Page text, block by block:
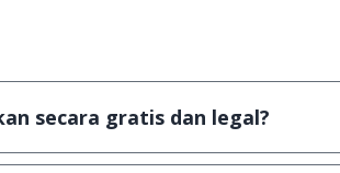
secara gratis dan legal?
dan legal, dalam artian tidak